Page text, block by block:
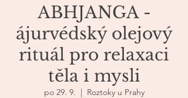
ABHJANGA -
ájurvédský olejový
rituál pro relaxaci
těla i mysli
po 29. 9.
  |
Roztoky u Prahy